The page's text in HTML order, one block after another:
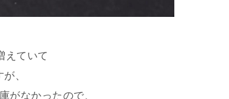
えていて
、
がなかったので、